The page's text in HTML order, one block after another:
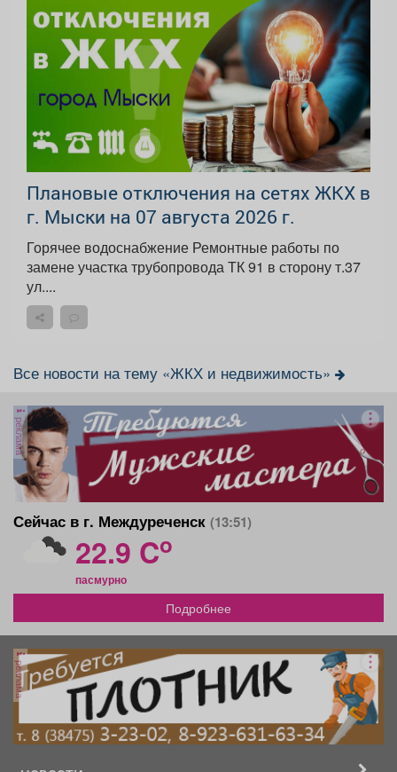
Плановые отключения на сетях ЖКХ в
г. Мыски на 07 августа 2026 г.
Горячее водоснабжение Ремонтные работы по
замене участка трубопровода ТК 91 в сторону т.37
ул....
Все новости на тему «ЖКХ и недвижимость»
реклама
Сейчас в г. Междуреченск (13:51)
22.9 Co
пасмурно
Подробнее
реклама